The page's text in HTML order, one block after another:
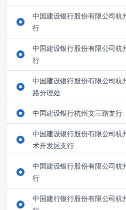
中国建设银行股份有限公司杭
行
中国建设银行股份有限公司杭
行
中国建设银行股份有限公司杭
路分理处
中国建设银行杭州文三路支行
中国建设银行股份有限公司杭
术开发区支行
中国建设银行股份有限公司杭
行
中国建行银行股份有限公司杭